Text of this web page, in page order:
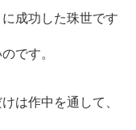
成功した珠世です
です。
は作中を通して、